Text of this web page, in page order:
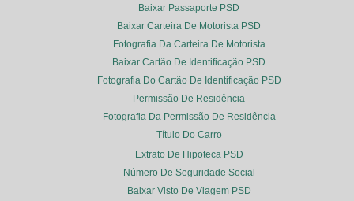
Baixar Passaporte PSD
Baixar Carteira De Motorista PSD
Fotografia Da Carteira De Motorista
Baixar Cartão De Identificação PSD
Fotografia Do Cartão De Identificação PSD
Permissão De Residência
Fotografia Da Permissão De Residência
Título Do Carro
Extrato De Hipoteca PSD
Número De Seguridade Social
Baixar Visto De Viagem PSD